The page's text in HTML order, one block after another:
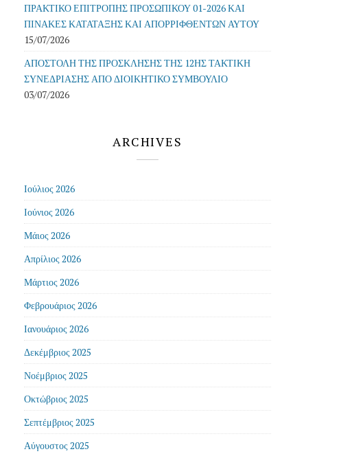
ΠΡΑΚΤΙΚΟ ΕΠΙΤΡΟΠΗΣ ΠΡΟΣΩΠΙΚΟΥ 01-2026 ΚΑΙ
ΠΙΝΑΚΕΣ ΚΑΤΑΤΑΞΗΣ ΚΑΙ ΑΠΟΡΡΙΦΘΕΝΤΩΝ ΑΥΤΟΥ
15/07/2026
ΑΠΟΣΤΟΛΗ ΤΗΣ ΠΡΟΣΚΛΗΣΗΣ ΤΗΣ 12ΗΣ ΤΑΚΤΙΚΗ
ΣΥΝΕΔΡΙΑΣΗΣ ΑΠΟ ΔΙΟΙΚΗΤΙΚΟ ΣΥΜΒΟΥΛΙΟ
03/07/2026
ARCHIVES
Ιούλιος 2026
Ιούνιος 2026
Μάιος 2026
Απρίλιος 2026
Μάρτιος 2026
Φεβρουάριος 2026
Ιανουάριος 2026
Δεκέμβριος 2025
Νοέμβριος 2025
Οκτώβριος 2025
Σεπτέμβριος 2025
Αύγουστος 2025